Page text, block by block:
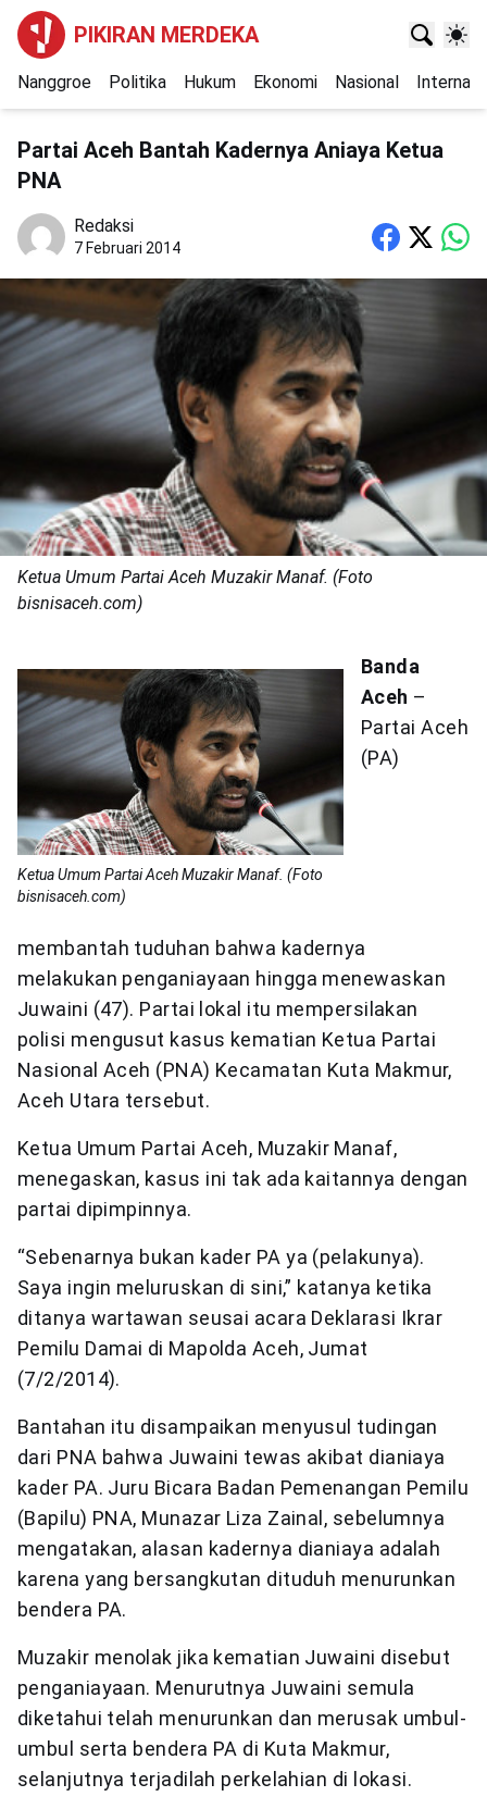
PIKIRAN MERDEKA
Nanggroe Politika Hukum Ekonomi Nasional
Partai Aceh Bantah Kadernya Aniaya Ketua
PNA
Redaksi
7 Februari 2014
Ketua Umum Partai Aceh Muzakir Manaf. (Foto
bisnisaceh.com)
Ketua Umum Partai Aceh Muzakir Manaf. (Foto
bisnisaceh.com)
Banda
Aceh –
Partai Aceh
(PA)
membantah tuduhan bahwa kadernya
melakukan penganiayaan hingga menewaskan
Juwaini (47). Partai lokal itu mempersilakan
polisi mengusut kasus kematian Ketua Partai
Nasional Aceh (PNA) Kecamatan Kuta Makmur,
Aceh Utara tersebut.
Ketua Umum Partai Aceh, Muzakir Manaf,
menegaskan, kasus ini tak ada kaitannya dengan
partai dipimpinnya.
“Sebenarnya bukan kader PA ya (pelakunya).
Saya ingin meluruskan di sini,” katanya ketika
ditanya wartawan seusai acara Deklarasi Ikrar
Pemilu Damai di Mapolda Aceh, Jumat
(7/2/2014).
Bantahan itu disampaikan menyusul tudingan
dari PNA bahwa Juwaini tewas akibat dianiaya
kader PA. Juru Bicara Badan Pemenangan Pemilu
(Bapilu) PNA, Munazar Liza Zainal, sebelumnya
mengatakan, alasan kadernya dianiaya adalah
karena yang bersangkutan dituduh menurunkan
bendera PA.
Muzakir menolak jika kematian Juwaini disebut
penganiayaan. Menurutnya Juwaini semula
diketahui telah menurunkan dan merusak umbul-
umbul serta bendera PA di Kuta Makmur,
selanjutnya terjadilah perkelahian di lokasi.